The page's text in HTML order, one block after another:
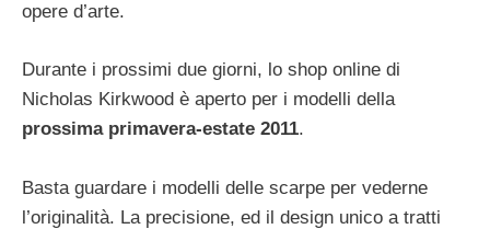
opere d’arte.
Durante i prossimi due giorni, lo shop online di
Nicholas Kirkwood è aperto per i modelli della
prossima primavera-estate 2011.
Basta guardare i modelli delle scarpe per vederne
l’originalità. La precisione, ed il design unico a tratti